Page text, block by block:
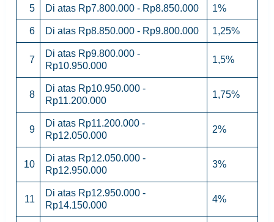
5 Di atas Rp7.800.000 - Rp8.850.000 1%
6 Di atas Rp8.850.000 - Rp9.800.000 1,25%
7
Di atas Rp9.800.000 -
Rp10.950.000
1,5%
8
Di atas Rp10.950.000 -
Rp11.200.000
1,75%
9
Di atas Rp11.200.000 -
Rp12.050.000
2%
10
Di atas Rp12.050.000 -
Rp12.950.000
3%
11
Di atas Rp12.950.000 -
Rp14.150.000
4%